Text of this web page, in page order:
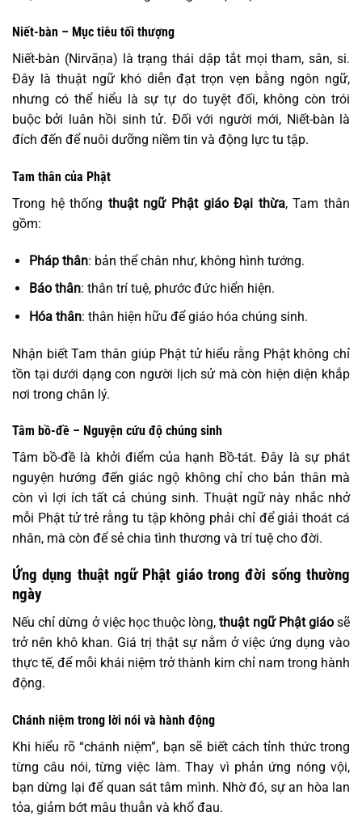
Niết-bàn – Mục tiêu tối thượng
Niết-bàn (Nirvāṇa) là trạng thái dập tắt mọi tham, sân, si.
Đây là thuật ngữ khó diễn đạt trọn vẹn bằng ngôn ngữ,
nhưng có thể hiểu là sự tự do tuyệt đối, không còn trói
buộc bởi luân hồi sinh tử. Đối với người mới, Niết-bàn là
đích đến để nuôi dưỡng niềm tin và động lực tu tập.
Tam thân của Phật
Trong hệ thống thuật ngữ Phật giáo Đại thừa, Tam thân
gồm:
Pháp thân: bản thể chân như, không hình tướng.
Báo thân: thân trí tuệ, phước đức hiển hiện.
Hóa thân: thân hiện hữu để giáo hóa chúng sinh.
Nhận biết Tam thân giúp Phật tử hiểu rằng Phật không chỉ
tồn tại dưới dạng con người lịch sử mà còn hiện diện khắp
nơi trong chân lý.
Tâm bồ-đề – Nguyện cứu độ chúng sinh
Tâm bồ-đề là khởi điểm của hạnh Bồ-tát. Đây là sự phát
nguyện hướng đến giác ngộ không chỉ cho bản thân mà
còn vì lợi ích tất cả chúng sinh. Thuật ngữ này nhắc nhở
mỗi Phật tử trẻ rằng tu tập không phải chỉ để giải thoát cá
nhân, mà còn để sẻ chia tình thương và trí tuệ cho đời.
Ứng dụng thuật ngữ Phật giáo trong đời sống thường
ngày
Nếu chỉ dừng ở việc học thuộc lòng,thuật ngữ Phật giáosẽ
trở nên khô khan. Giá trị thật sự nằm ở việc ứng dụng vào
thực tế, để mỗi khái niệm trở thành kim chỉ nam trong hành
động.
Chánh niệm trong lời nói và hành động
Khi hiểu rõ “chánh niệm”, bạn sẽ biết cách tỉnh thức trong
từng câu nói, từng việc làm. Thay vì phản ứng nóng vội,
bạn dừng lại để quan sát tâm mình. Nhờ đó, sự an hòa lan
tỏa, giảm bớt mâu thuẫn và khổ đau.